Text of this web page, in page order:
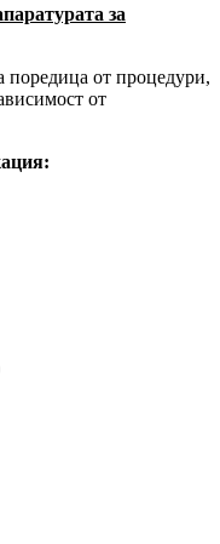
за
поредица от процедури,
от